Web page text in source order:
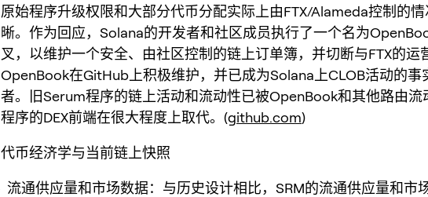
原始程序升级权限和大部分代币分配实际上由FTX/Alameda控制的
晰。作为回应，Solana的开发者和社区成员执行了一个名为
叉，以维护一个安全、由社区控制的链上订单簿，并切断与FTX的运
OpenBook在GitHub上积极维护，并已成为Solana上CLOB活动的事
者。旧Serum程序的链上活动和流动性已被OpenBook和其他路由流
程序的DEX前端在很大程度上取代。(github.com)
代币经济学与当前链上快照
流通供应量和市场数据：与历史设计相比，SRM的流通供应量和市